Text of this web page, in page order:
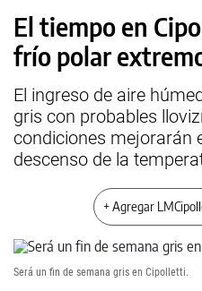
El tiempo en
frío polar
El ingreso de aire
gris con probables
condiciones mejorarán
descenso de la
+ Agregar
Será un fin de semana gris en Cipolletti.